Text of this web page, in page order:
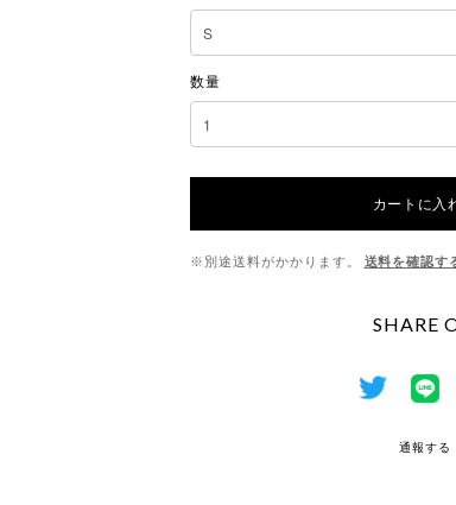
数量
カートに入
※別途送料がかかります。 送料を確認す
SHARE
通報する